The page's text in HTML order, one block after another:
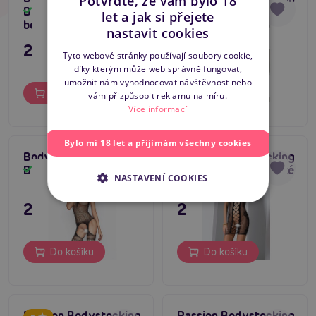
BS050 - černý sexy
bodystocking
295 Kč
Do košíku
BS047 - černý sexy
bodystocking
Skladem
295 Kč
Do košíku
Bodystocking Passion
BS038 černá
295 Kč
Do košíku
5
Passion Bodystocking
BS073 černé erotické
minišaty
295 Kč
Do košíku
ENGLISH
let a jak si přejete
nastavit cookies
Tyto webové stránky používají soubory cookie,
díky kterým může web správně fungovat,
umožnit nám vyhodnocovat návštěvnost nebo
vám přizpůsobit reklamu na míru.
Více informací
Bylo mi 18 let a přijímám všechny cookies
NASTAVENÍ COOKIES